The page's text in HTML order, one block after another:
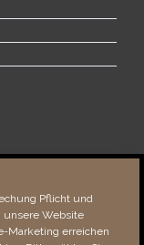
Pflicht und
unsere Website
Marketing erreichen